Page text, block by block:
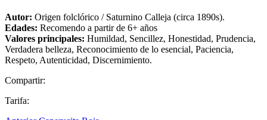
Autor: Origen folclórico / Saturnino Calleja (circa 1890s).
Edades: Recomendo a partir de 6+ años
Valores principales: Humildad, Sencillez, Honestidad, Prudencia,
Verdadera belleza, Reconocimiento de lo esencial, Paciencia,
Respeto, Autenticidad, Discernimiento.
Compartir:
Tarifa: